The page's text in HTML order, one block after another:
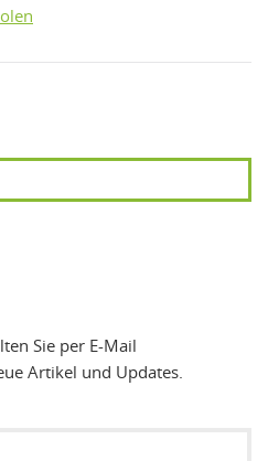
Sie per E-Mail
Artikel und Updates.